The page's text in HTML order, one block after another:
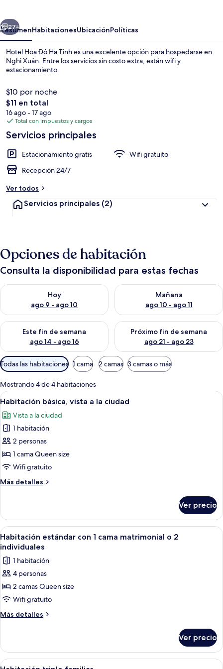
Tinh
Siguiente
27+
ResumenHabitacionesUbicaciónPolíticas
Hotel Hoa Đô Ha Tinh es una excelente opción para hospedarse en
Nghi Xuân. Entre los servicios sin costo extra, están wifi y
estacionamiento.
$10 por noche
El
precio
total
de
$11 en total
16 ago - 17 ago
Total con impuestos y cargos
Servicios principales
Estacionamiento gratis
Wifi gratuito
Recepción 24/7
Ver todos
Servicios principales (2)
Opciones de habitación
Consulta la disponibilidad para estas fechas
Hoy
ago 9 - ago 10
Consulta la disponibilidad para hoy ago 9 - ago 10
Mañana
ago 10 - ago 11
Consulta la disponibilidad
Este fin de semana
ago 14 - ago 16
Consulta la disponibilidad para este fin de semana ago 14 -
Próximo fin de semana
ago 21 - ago 23
Consulta la disponibilidad
Filtros
disponibles
para
las
habitaciones
Todas las habitaciones 1 cama 2 camas 3 camas o más
Mostrando 4 de 4 habitaciones
Abrir
todas
las
fotos
de
Habitación
básica,
a
Un dormitorio con una cama, dos
8
Habitación básica, vista a la ciudad
Vista a la ciudad
1 habitación
2 personas
1 cama Queen size
Wifi gratuito
Más detalles
Más
básica,
vista
a
la
Ver precio
Abrir
todas
las
fotos
de
Habitación
estándar
con
matrimonial
o
Habitación de hotel con dos camas
7
Habitación estándar con 1 cama matrimonial o 2
individuales
1 habitación
4 personas
2 camas Queen size
Wifi gratuito
Más detalles
Más
estándar
con
Ver precio
Abrir Habitación de hotel con tres camas,